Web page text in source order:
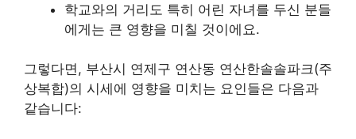
학교와의 거리도 특히 어린 자녀를 두신 분들
에게는 큰 영향을 미칠 것이에요.
그렇다면, 부산시 연제구 연산동 연산한솔솔파크(주
상복합)의 시세에 영향을 미치는 요인들은 다음과
같습니다: